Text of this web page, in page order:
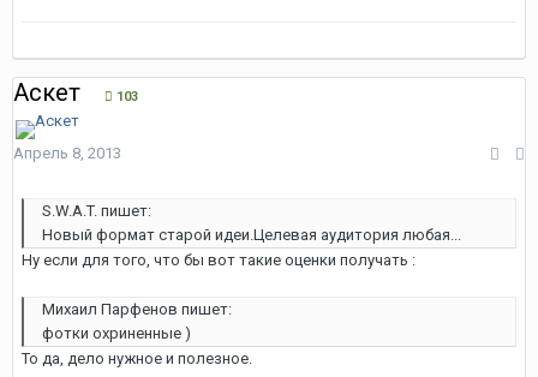
Аскет 103
Апрель 8, 2013
S.W.A.T. пишет:
Новый формат старой идеи.Целевая аудитория любая...
Ну если для того, что бы вот такие оценки получать :
Михаил Парфенов пишет:
фотки охриненные )
То да, дело нужное и полезное.